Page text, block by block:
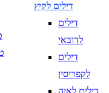
דילים לקיץ
דילים
לדובאי
דילים
לקפריסין
דילים לאיה